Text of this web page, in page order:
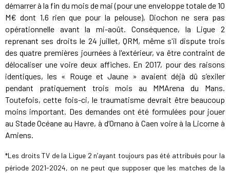
démarrer à la fin du mois de mai (pour une enveloppe totale de 10
M€ dont 1,6 rien que pour la pelouse), Diochon ne sera pas
opérationnelle avant la mi-août. Conséquence, la Ligue 2
reprenant ses droits le 24 juillet, QRM, même s'il dispute trois
des quatre premières journées à l'extérieur, va être contraint de
délocaliser une voire deux affiches. En 2017, pour des raisons
identiques, les « Rouge et Jaune » avaient déjà dû s’exiler
pendant pratiquement trois mois au MMArena du Mans.
Toutefois, cette fois-ci, le traumatisme devrait être beaucoup
moins important. Des demandes ont été formulées pour jouer
au Stade Océane au Havre, à d’Ornano à Caen voire à la Licorne à
Amiens.
*Les droits TV de la Ligue 2 n’ayant toujours pas été attribués pour la
période 2021-2024, on ne peut que supposer que les matches de la